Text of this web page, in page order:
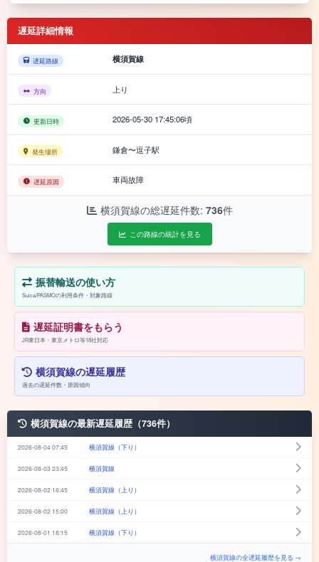
遅延詳細情報
遅延路線 横須賀線
方向 上り
更新日時 2026-05-30 17:45:06頃
発生場所 鎌倉〜逗子駅
遅延原因 車両故障
横須賀線の総遅延件数: 736件
この路線の統計を見る
振替輸送の使い方
Suica/PASMOの利用条件・対象路線
遅延証明書をもらう
JR東日本・東京メトロ等18社対応
横須賀線の遅延履歴
過去の遅延件数・原因傾向
横須賀線の最新遅延履歴（736件）
2026-08-04 07:45 横須賀線（下り）
2026-08-03 23:45 横須賀線
2026-08-02 16:45 横須賀線（上り）
2026-08-02 15:00 横須賀線（上り）
2026-08-01 18:15 横須賀線（下り）
横須賀線の全遅延履歴を見る →